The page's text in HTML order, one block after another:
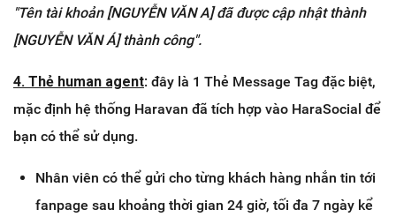
"Tên tài khoản [NGUYỄN VĂN A] đã được cập nhật thành
[NGUYỄN VĂN Á] thành công".
4. Thẻ human agent: đây là 1 Thẻ Message Tag đặc biệt,
mặc định hệ thống Haravan đã tích hợp vào HaraSocial để
bạn có thể sử dụng.
Nhân viên có thể gửi cho từng khách hàng nhắn tin tới
fanpage sau khoảng thời gian 24 giờ, tối đa 7 ngày kể